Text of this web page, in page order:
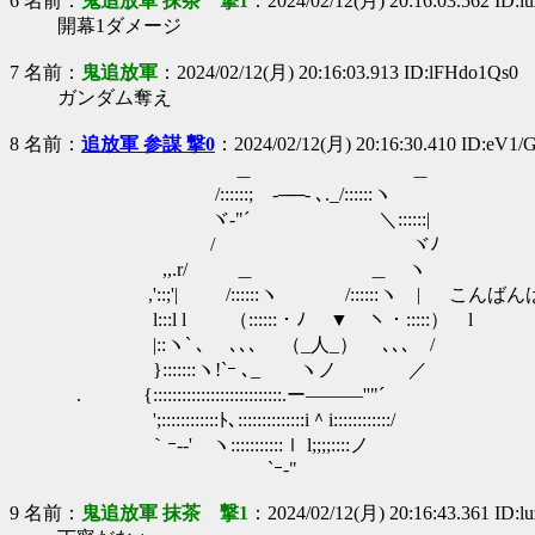
開幕1ダメージ
7 名前： 鬼追放軍 ：2024/02/12(月) 20:16:03.913 ID:lFHdo1Qs0
ガンダム奪え
8 名前： 追放軍 参謀 撃0 ：2024/02/12(月) 20:16:30.410 ID:eV1/
/::::::;ゝ-──- ､._/::::::ヽ
ヾ-"´ ＼::::::|
/ ヾﾉ
,,.r/ ＿ ＿ ヽ
,'::;'| /::::::ヽ /::::::ヽ | こんばん
l:::l l （::::::・ﾉ ▼ ヽ・:::::） l
|::ヽ` ､ ､､､ （_人_） ､､､ /
}:::::::ヽ!`ｰ ､_ ヽノ ／
. {:::::::::::::::::::::::::::.ー―――''"´
';::::::::::::ﾄ､::::::::::::::i＾i::::::::::::/
｀ｰ--' ヽ:::::::::::ｌ l;;;;::::ノ
`ｰ-"
9 名前： 鬼追放軍 抹茶 撃1 ：2024/02/12(月) 20:16:43.361